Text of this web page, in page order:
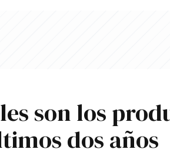
son los
dos años